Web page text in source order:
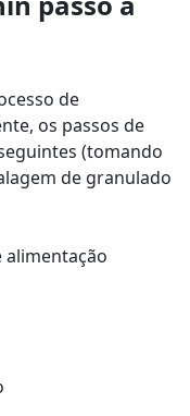
de
os passos de
(tomando
de granulado
alimentação